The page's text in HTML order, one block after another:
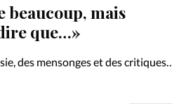
beaucoup, mais
que…»
des mensonges et des critiques
et la vérité faisaient route